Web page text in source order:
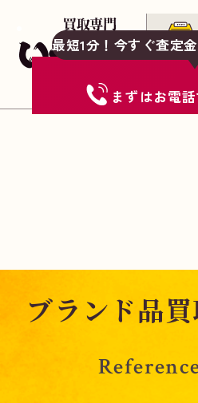
最短1分！今すぐ査定
まずはお電話
ブランド品